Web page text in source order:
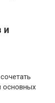
и
основных